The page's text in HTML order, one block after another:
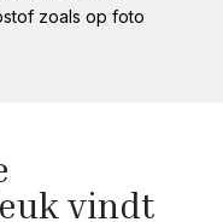
zoals op foto
vindt